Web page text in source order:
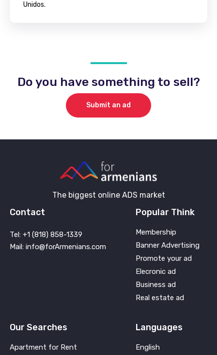
Unidos.
Do you have something to sell?
Submit an ad
The biggest online ADS market
Contact
Tel: +1 (818) 858-1339
Mail: info@forArmenians.com
Popular Think
Membership
Banner Advertising
Promote your ad
Elecronic ad
Business ad
Real estate ad
Our Searches
Apartment for Rent
Languages
English